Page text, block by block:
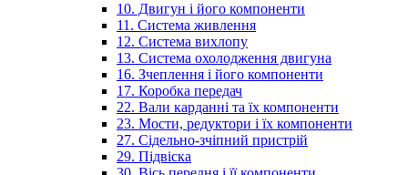
10. Двигун і його компоненти
11. Система живлення
12. Система вихлопу
13. Система охолодження двигуна
16. Зчеплення і його компоненти
17. Коробка передач
22. Вали карданні та їх компоненти
23. Мости, редуктори і їх компоненти
27. Сідельно-зчіпний пристрій
29. Підвіска